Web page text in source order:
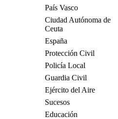
País Vasco
Ciudad Autónoma de
Ceuta
España
Protección Civil
Policía Local
Guardia Civil
Ejército del Aire
Sucesos
Educación